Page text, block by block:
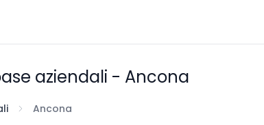
aziendali - Ancona
Ancona